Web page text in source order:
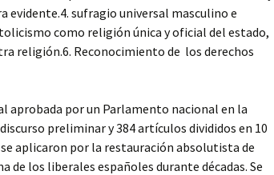
evidente.4. sufragio universal masculino e
como religión única y oficial del estado,
religión.6. Reconocimiento de los derechos
por un Parlamento nacional en la
preliminar y 384 artículos divididos en 10
aplicaron por la restauración absolutista de
de los liberales españoles durante décadas. Se